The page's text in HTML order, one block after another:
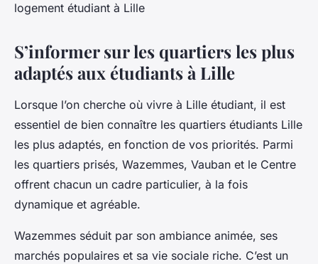
logement étudiant à Lille
S’informer sur les quartiers les plus
adaptés aux étudiants à Lille
Lorsque l’on cherche où vivre à Lille étudiant, il est
essentiel de bien connaître les quartiers étudiants Lille
les plus adaptés, en fonction de vos priorités. Parmi
les quartiers prisés, Wazemmes, Vauban et le Centre
offrent chacun un cadre particulier, à la fois
dynamique et agréable.
Wazemmes séduit par son ambiance animée, ses
marchés populaires et sa vie sociale riche. C’est un